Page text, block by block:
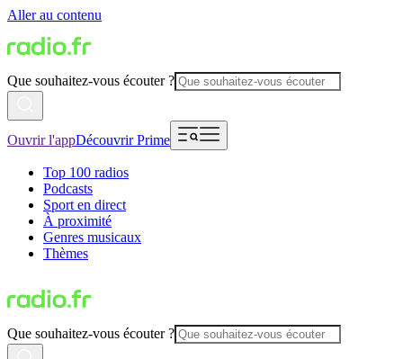
Aller au contenu
Que souhaitez-vous écouter ?
Ouvrir l'appDécouvrir Prime
Top 100 radios
Podcasts
Sport en direct
À proximité
Genres musicaux
Thèmes
Que souhaitez-vous écouter ?